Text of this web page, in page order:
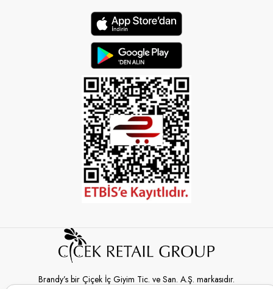
Brandy’s bir Çiçek İç Giyim Tic. ve San. A.Ş. markasıdır.